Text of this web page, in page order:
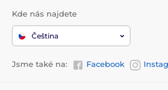
Kde nás najdete
Čeština
Jsme také na: Facebook